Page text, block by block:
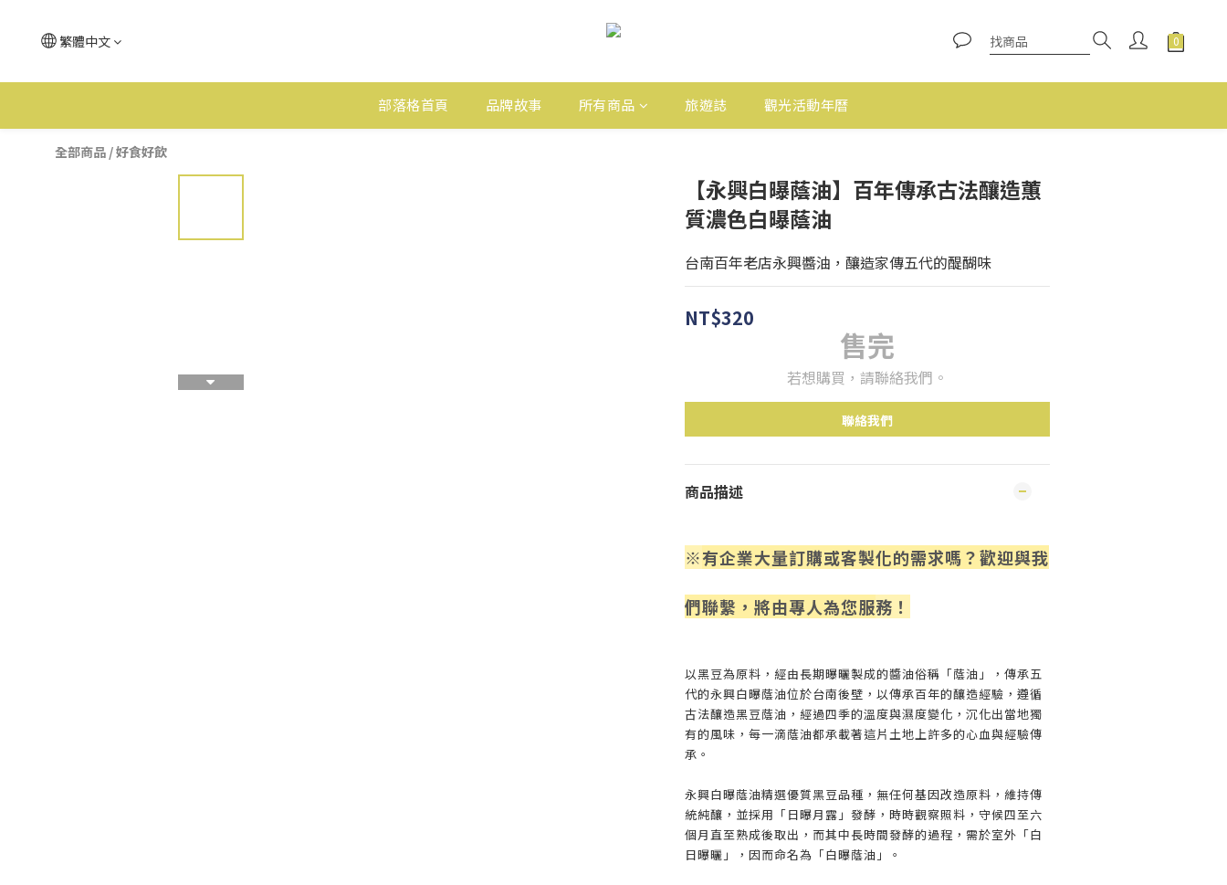
繁體中文
部落格首頁 品牌故事 所有商品 旅遊誌 觀光活動年曆
全部商品 /好食好飲
【永興白曝蔭油】百年傳承古法釀造蕙
質濃色白曝蔭油
台南百年老店永興醬油，釀造家傳五代的醍醐味
NT$320
售完
若想購買，請聯絡我們。
聯絡我們
商品描述
※有企業大量訂購或客製化的需求嗎？歡迎與我
們聯繫，將由專人為您服務！
以黑豆為原料，經由長期曝曬製成的醬油俗稱「蔭油」，傳承五
代的永興白曝蔭油位於台南後壁，以傳承百年的釀造經驗，遵循
古法釀造黑豆蔭油，經過四季的溫度與濕度變化，沉化出當地獨
有的風味，每一滴蔭油都承載著這片土地上許多的心血與經驗傳
承。
永興白曝蔭油精選優質黑豆品種，無任何基因改造原料，維持傳
統純釀，並採用「日曝月露」發酵，時時觀察照料，守候四至六
個月直至熟成後取出，而其中長時間發酵的過程，需於室外「白
日曝曬」，因而命名為「白曝蔭油」。